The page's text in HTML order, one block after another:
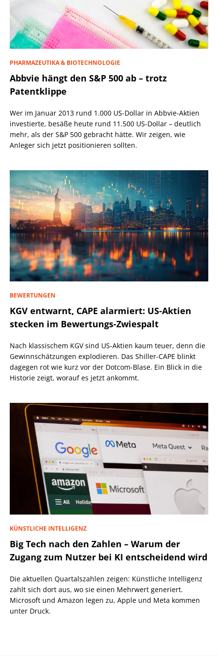
PHARMAZEUTIKA & BIOTECHNOLOGIE
Abbvie hängt den S&P 500 ab – trotz
Patentklippe
Wer im Januar 2013 rund 1.000 US-Dollar in Abbvie-Aktien
investierte, besäße heute rund 11.500 US-Dollar – deutlich
mehr, als der S&P 500 gebracht hätte. Wir zeigen, wie
Anleger sich jetzt positionieren sollten.
BEWERTUNGEN
KGV entwarnt, CAPE alarmiert: US-Aktien
stecken im Bewertungs-Zwiespalt
Nach klassischem KGV sind US-Aktien kaum teuer, denn die
Gewinnschätzungen explodieren. Das Shiller-CAPE blinkt
dagegen rot wie kurz vor der Dotcom-Blase. Ein Blick in die
Historie zeigt, worauf es jetzt ankommt.
KÜNSTLICHE INTELLIGENZ
Big Tech nach den Zahlen – Warum der
Zugang zum Nutzer bei KI entscheidend wird
Die aktuellen Quartalszahlen zeigen: Künstliche Intelligenz
zahlt sich dort aus, wo sie einen Mehrwert generiert.
Microsoft und Amazon legen zu, Apple und Meta kommen
unter Druck.